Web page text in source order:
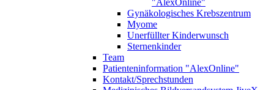
"AlexOnline"
Gynäkologisches Krebszentrum
Myome
Unerfüllter Kinderwunsch
Sternenkinder
Team
Patienteninformation "AlexOnline"
Kontakt/Sprechstunden